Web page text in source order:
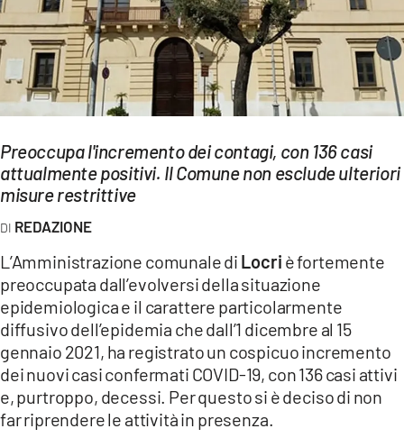
EVENTI
SPORT
Streaming
LAC TV
LAC NETWORK
LAC ONAIR
Network
LACPLAY.IT
LACTV.IT
LACONAIR.IT
Preoccupa l'incremento dei contagi, con 136 casi
attualmente positivi. Il Comune non esclude ulteriori
misure restrittive
REDAZIONE
L’Amministrazione comunale di Locri è fortemente
preoccupata dall’evolversi della situazione
epidemiologica e il carattere particolarmente
diffusivo dell’epidemia che dall’1 dicembre al 15
gennaio 2021, ha registrato un cospicuo incremento
dei nuovi casi confermati COVID-19, con 136 casi attivi
e, purtroppo, decessi. Per questo si è deciso di non
far riprendere le attività in presenza.